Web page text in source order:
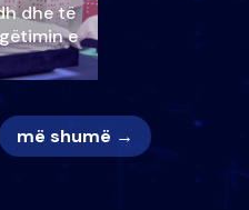
dhe të
e
më shumë →